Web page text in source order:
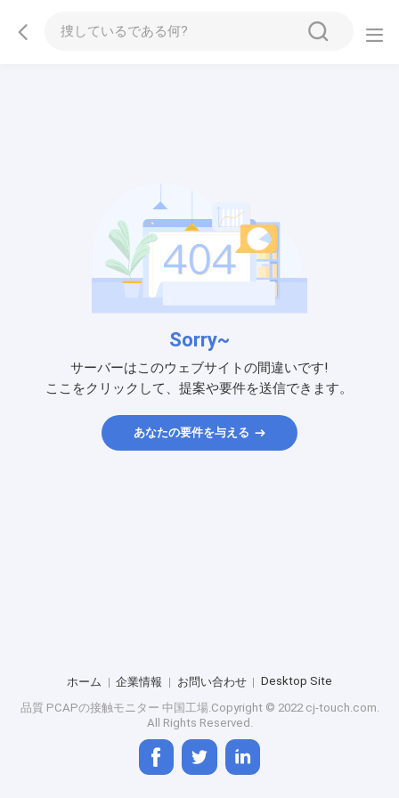
Sorry~
サーバーはこのウェブサイトの間違いです!
ここをクリックして、提案や要件を送信できます。
あなたの要件を与える
ホーム 企業情報 お問い合わせ Desktop Site
品質 PCAPの接触モニター 中国工場.Copyright © 2022 cj-touch.com.
All Rights Reserved.